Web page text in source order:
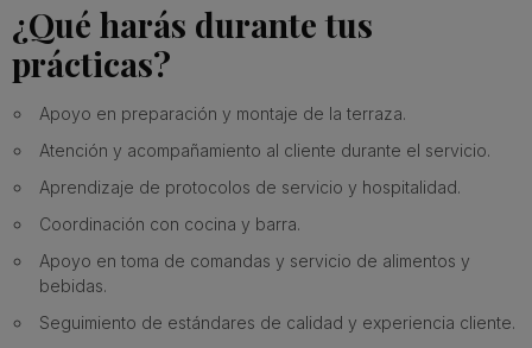
¿Qué harás durante tus
prácticas?
Apoyo en preparación y montaje de la terraza.
Atención y acompañamiento al cliente durante el servicio.
Aprendizaje de protocolos de servicio y hospitalidad.
Coordinación con cocina y barra.
Apoyo en toma de comandas y servicio de alimentos y
bebidas.
Seguimiento de estándares de calidad y experiencia cliente.